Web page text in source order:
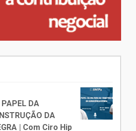
DA
DA
| Com Ciro Hip